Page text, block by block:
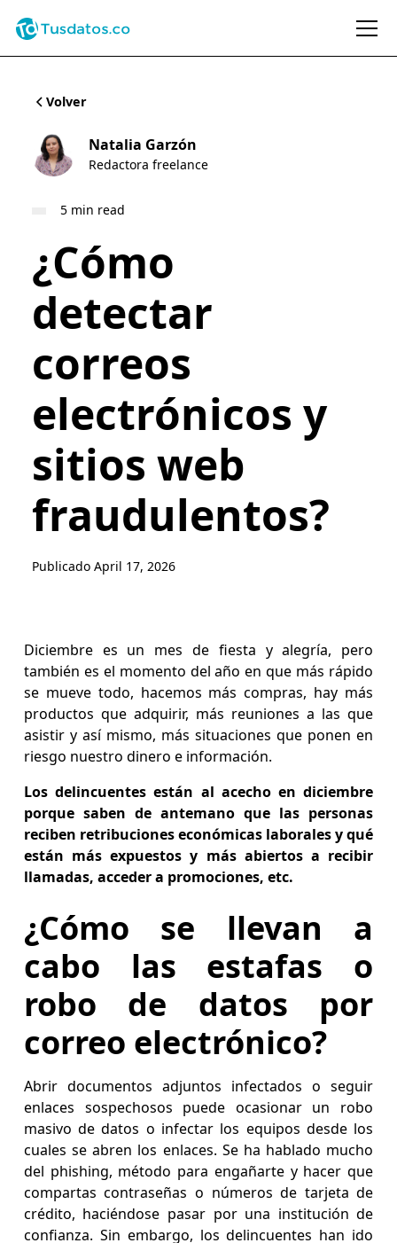
Volver
Natalia Garzón
Redactora freelance
5 min read
¿Cómo
detectar
correos
electrónicos y
sitios web
fraudulentos?
Publicado April 17, 2026
Diciembre es un mes de fiesta y alegría, pero
también es el momento del año en que más rápido
se mueve todo, hacemos más compras, hay más
productos que adquirir, más reuniones a las que
asistir y así mismo, más situaciones que ponen en
riesgo nuestro dinero e información.
Los delincuentes están al acecho en diciembre
porque saben de antemano que las personas
reciben retribuciones económicas laborales y qué
están más expuestos y más abiertos a recibir
llamadas, acceder a promociones, etc.
¿Cómo se llevan a
cabo las estafas o
robo de datos por
correo electrónico?
Abrir documentos adjuntos infectados o seguir
enlaces sospechosos puede ocasionar un robo
masivo de datos o infectar los equipos desde los
cuales se abren los enlaces. Se ha hablado mucho
del phishing, método para engañarte y hacer que
compartas contraseñas o números de tarjeta de
crédito, haciéndose pasar por una institución de
confianza. Sin embargo, los delincuentes han ido